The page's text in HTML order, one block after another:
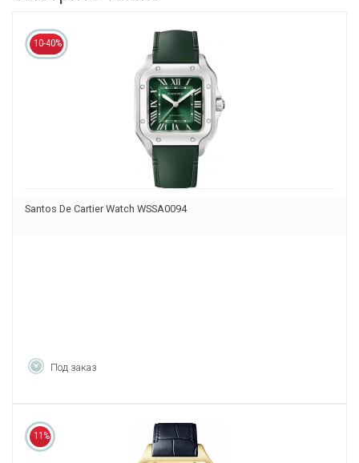
10-40%
Santos De Cartier Watch WSSA0094
Под заказ
11%